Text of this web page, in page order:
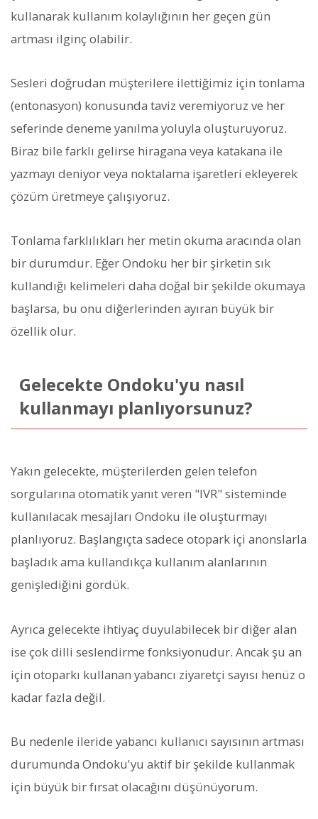
kullanarak kullanım kolaylığının her geçen gün
artması ilginç olabilir.
Sesleri doğrudan müşterilere ilettiğimiz için tonlama
(entonasyon) konusunda taviz veremiyoruz ve her
seferinde deneme yanılma yoluyla oluşturuyoruz.
Biraz bile farklı gelirse hiragana veya katakana ile
yazmayı deniyor veya noktalama işaretleri ekleyerek
çözüm üretmeye çalışıyoruz.
Tonlama farklılıkları her metin okuma aracında olan
bir durumdur. Eğer Ondoku her bir şirketin sık
kullandığı kelimeleri daha doğal bir şekilde okumaya
başlarsa, bu onu diğerlerinden ayıran büyük bir
özellik olur.
Gelecekte Ondoku'yu nasıl
kullanmayı planlıyorsunuz?
Yakın gelecekte, müşterilerden gelen telefon
sorgularına otomatik yanıt veren "IVR" sisteminde
kullanılacak mesajları Ondoku ile oluşturmayı
planlıyoruz. Başlangıçta sadece otopark içi anonslarla
başladık ama kullandıkça kullanım alanlarının
genişlediğini gördük.
Ayrıca gelecekte ihtiyaç duyulabilecek bir diğer alan
ise çok dilli seslendirme fonksiyonudur. Ancak şu an
için otoparkı kullanan yabancı ziyaretçi sayısı henüz o
kadar fazla değil.
Bu nedenle ileride yabancı kullanıcı sayısının artması
durumunda Ondoku'yu aktif bir şekilde kullanmak
için büyük bir fırsat olacağını düşünüyorum.